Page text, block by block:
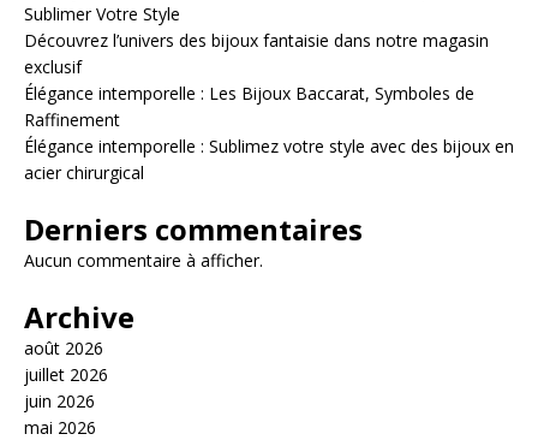
Sublimer Votre Style
Découvrez l’univers des bijoux fantaisie dans notre magasin
exclusif
Élégance intemporelle : Les Bijoux Baccarat, Symboles de
Raffinement
Élégance intemporelle : Sublimez votre style avec des bijoux en
acier chirurgical
Derniers commentaires
Aucun commentaire à afficher.
Archive
août 2026
juillet 2026
juin 2026
mai 2026